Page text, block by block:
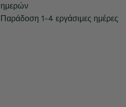
ημερών
Παράδοση 1-4 εργάσιμες ημέρες